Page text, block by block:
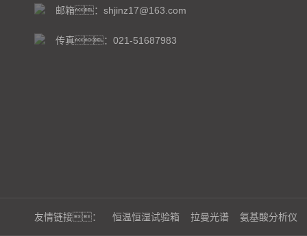
邮箱：shjinz17@163.com
传真：021-51687983
友情链接： 恒温恒湿试验箱 拉曼光谱 氨基酸分析仪